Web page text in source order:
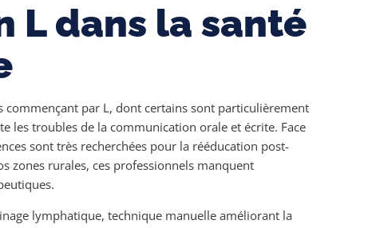
L dans la santé
commençant par L, dont certains sont particulièrement
les troubles de la communication orale et écrite. Face
sont très recherchées pour la rééducation post-
zones rurales, ces professionnels manquent
lymphatique, technique manuelle améliorant la